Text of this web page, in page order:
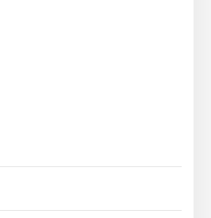
تصفّح المقالات